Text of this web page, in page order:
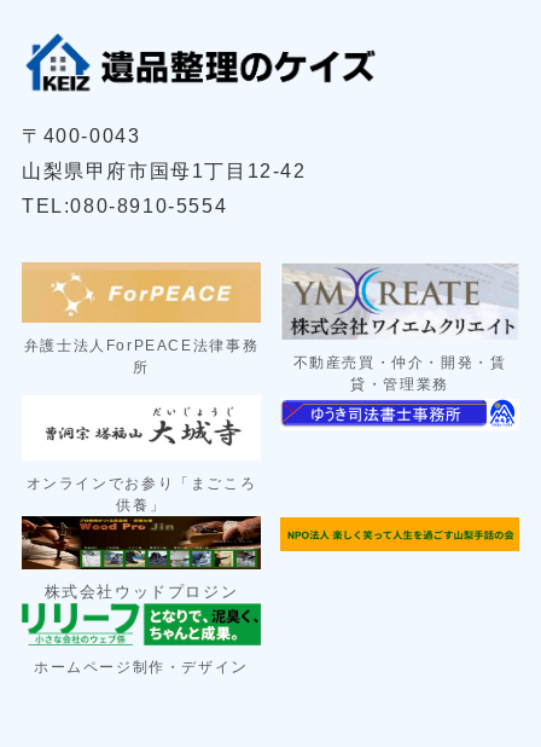
〒400-0043
山梨県甲府市国母1丁目12-42
TEL:080-8910-5554
弁護士法人ForPEACE法律事務
所
不動産売買・仲介・開発・賃
貸・管理業務
オンラインでお参り「まごころ
供養」
株式会社ウッドプロジン
ホームページ制作・デザイ ン